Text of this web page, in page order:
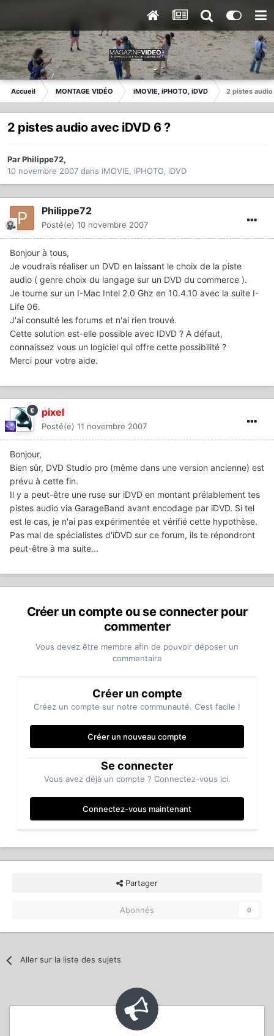
Accueil MONTAGE VIDÉO iMOVIE, iPHOTO, iDVD 2 pistes audio
2 pistes audio avec iDVD 6 ?
ParPhilippe72,
10 novembre 2007 dans iMOVIE, iPHOTO, iDVD
Philippe72
Posté(e) 10 novembre 2007
Bonjour à tous,
Je voudrais réaliser un DVD en laissant le choix de la piste
audio ( genre choix du langage sur un DVD du commerce ).
Je tourne sur un I-Mac Intel 2.0 Ghz en 10.4.10 avec la suite I-
Life 06.
J'ai consulté les forums et n'ai rien trouvé.
Cette solution est-elle possible avec IDVD ? A défaut,
connaissez vous un logiciel qui offre cette possibilité ?
Merci pour votre aide.
pixel
Posté(e) 11 novembre 2007
Bonjour,
Bien sûr, DVD Studio pro (même dans une version ancienne) est
prévu à cette fin.
Il y a peut-être une ruse sur iDVD en montant prélablement tes
pistes audio via GarageBand avant encodage par iDVD. Si tel
est le cas, je n'ai pas expérimentée et vérifié cette hypothèse.
Pas mal de spécialistes d'iDVD sur ce forum, ils te répondront
peut-être à ma suite...
Créer un compte ou se connecter pour
commenter
Vous devez être membre afin de pouvoir déposer un
commentaire
Créer un compte
Créez un compte sur notre communauté. C’est facile !
Créer un nouveau compte
Se connecter
Vous avez déjà un compte ? Connectez-vous ici.
Connectez-vous maintenant
Partager
Abonnés 0
Aller sur la liste des sujets